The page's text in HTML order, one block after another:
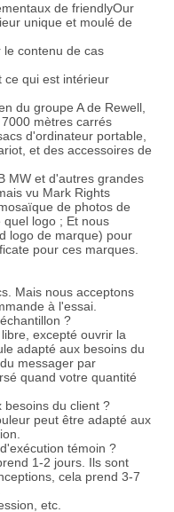
de friendlyOur
unique et moulé de
contenu de cas
ce qui est intérieur
du groupe A de Rewell,
mètres carrés
d'ordinateur portable,
et des accessoires de
MW et d'autres grandes
vu Mark Rights
de photos de
logo ; Et nous
logo de marque) pour
pour ces marques.
Mais nous acceptons
à l'essai.
?
excepté ouvrir la
adapté aux besoins du
messager par
quand votre quantité
besoins du client ?
peut être adapté aux
témoin ?
1-2 jours. Ils sont
cela prend 3-7
etc.